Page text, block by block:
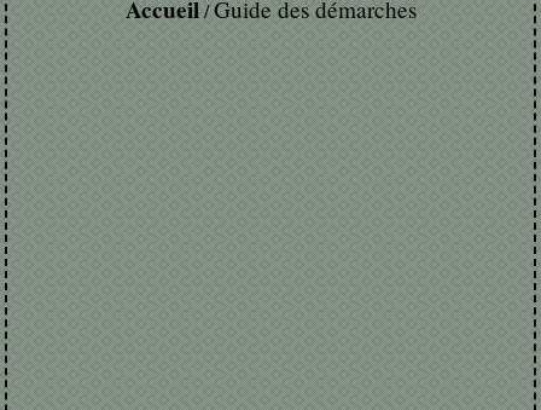
Accueil/Guide des démarches